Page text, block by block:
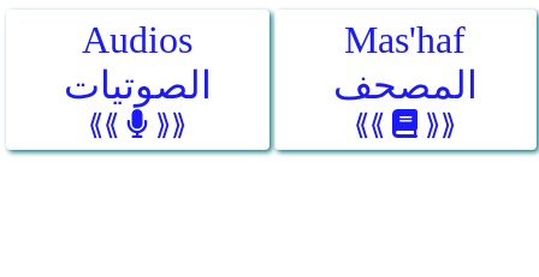
Audios
الصوتيات
⟪⟪ ⟫⟫
Mas'haf
المصحف
⟪⟪ ⟫⟫